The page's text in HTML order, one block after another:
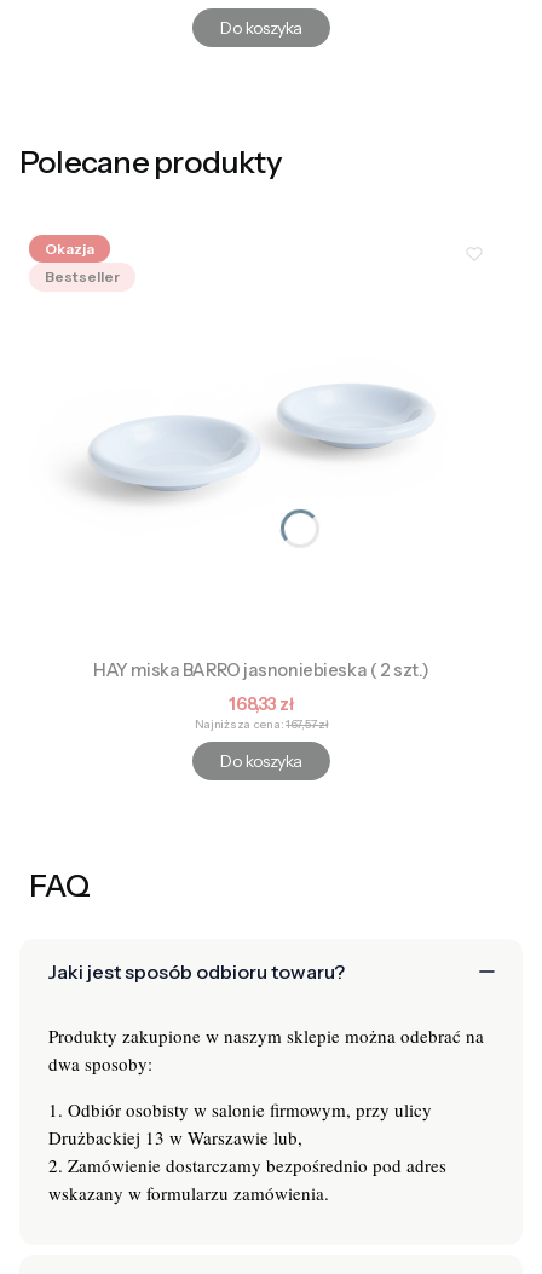
Do koszyka
Polecane produkty
Okazja
Bestseller
HAY miska BARRO jasnoniebieska ( 2 szt.)
Cena promocyjna
168,33 zł
Najniższa cena:167,57 zł
Do koszyka
FAQ
Jaki jest sposób odbioru towaru?
Produkty zakupione w naszym sklepie można odebrać na
dwa sposoby:
1. Odbiór osobisty w salonie firmowym, przy ulicy
Drużbackiej 13 w Warszawie lub,
2. Zamówienie dostarczamy bezpośrednio pod adres
wskazany w formularzu zamówienia.